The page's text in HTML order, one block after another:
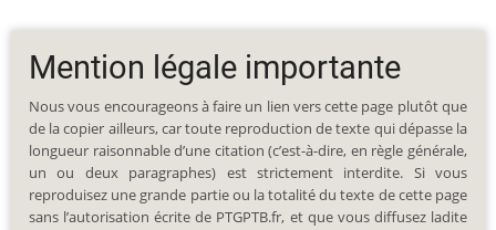
Mention légale importante
Nous vous encourageons à faire un lien vers cette page plutôt que
de la copier ailleurs, car toute reproduction de texte qui dépasse la
longueur raisonnable d’une citation (c’est-à-dire, en règle générale,
un ou deux paragraphes) est strictement interdite. Si vous
reproduisez une grande partie ou la totalité du texte de cette page
sans l’autorisation écrite de PTGPTB.fr, et que vous diffusez ladite